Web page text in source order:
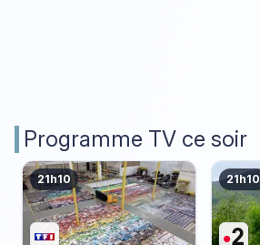
Programme TV ce soir
21h10 21h10